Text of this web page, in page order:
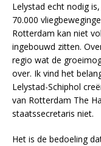
Lelystad echt nodig
70.000
Rotterdam kan niet
ingebouwd zitten.
regio wat de
over. Ik vind het
Lelystad-Schiphol
van Rotterdam The
staatssecretaris niet.
Het is de bedoeling